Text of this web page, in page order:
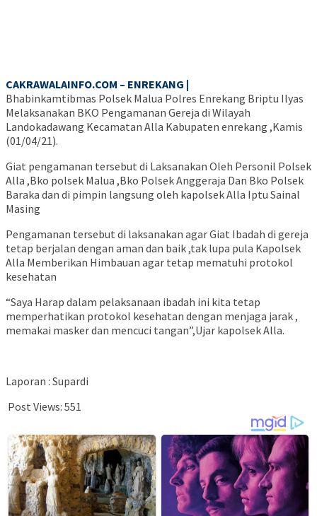
CAKRAWALAINFO.COM – ENREKANG |
Bhabinkamtibmas Polsek Malua Polres Enrekang Briptu Ilyas
Melaksanakan BKO Pengamanan Gereja di Wilayah
Landokadawang Kecamatan Alla Kabupaten enrekang ,Kamis
(01/04/21).
Giat pengamanan tersebut di Laksanakan Oleh Personil Polsek
Alla ,Bko polsek Malua ,Bko Polsek Anggeraja Dan Bko Polsek
Baraka dan di pimpin langsung oleh kapolsek Alla Iptu Sainal
Masing
Pengamanan tersebut di laksanakan agar Giat Ibadah di gereja
tetap berjalan dengan aman dan baik ,tak lupa pula Kapolsek
Alla Memberikan Himbauan agar tetap mematuhi protokol
kesehatan
“Saya Harap dalam pelaksanaan ibadah ini kita tetap
memperhatikan protokol kesehatan dengan menjaga jarak ,
memakai masker dan mencuci tangan”,Ujar kapolsek Alla.
Laporan : Supardi
Post Views: 551